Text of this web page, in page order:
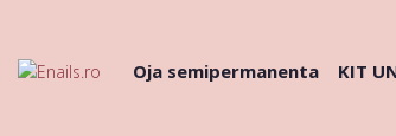
Oja semipermanenta KIT